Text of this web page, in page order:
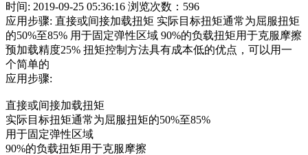
时间: 2019-09-25 05:36:16 浏览次数：596
应用步骤: 直接或间接加载扭矩 实际目标扭矩通常为屈服扭矩
的50%至85% 用于固定弹性区域 90%的负载扭矩用于克服摩擦
预加载精度25% 扭矩控制方法具有成本低的优点，可以用一
个简单的
应用步骤:
直接或间接加载扭矩
实际目标扭矩通常为屈服扭矩的50%至85%
用于固定弹性区域
90%的负载扭矩用于克服摩擦